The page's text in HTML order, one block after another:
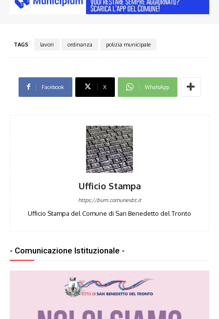
TAGS lavori ordinanza polizia municipale
Facebook X WhatsApp
Ufficio Stampa
https://bum.comunesbt.it
Ufficio Stampa del Comune di San Benedetto del Tronto
- Comunicazione Istituzionale -